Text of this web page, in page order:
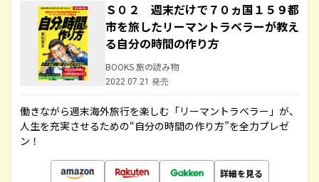
Ｓ０２ 週末だけで７０ヵ国１５９都
市を旅したリーマントラベラーが教え
る自分の時間の作り方
BOOKS 旅の読み物
2022.07.21 発売
働きながら週末海外旅行を楽しむ「リーマントラベラー」が、
人生を充実させるための“自分の時間の作り方”を全力プレゼ
ン！
詳細を見る